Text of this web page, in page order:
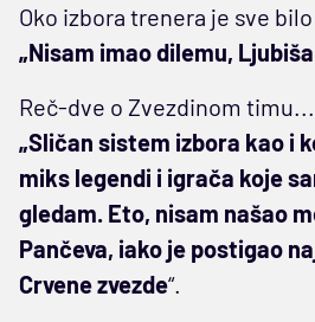
Oko izbora trenera je sve
„Nisam imao dilemu,
Reč-dve o Zvezdinom timu...
„Sličan sistem izbora kao i
miks legendi i igrača koje
gledam. Eto, nisam našao
Pančeva, iako je postigao
Crvene zvezde“.